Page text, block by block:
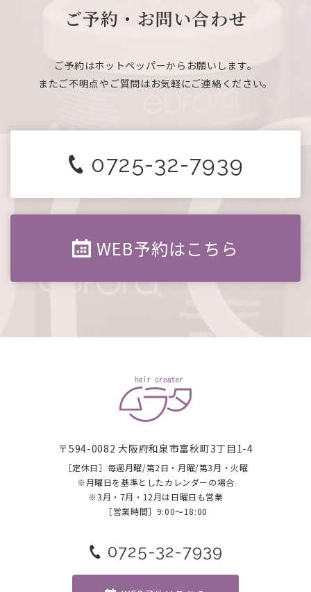
ご予約・お問い合わせ
ご予約はホットペッパーからお願いします。
またご不明点やご質問はお気軽にご連絡ください。
0725-32-7939
WEB予約はこちら
〒594-0082 大阪府和泉市富秋町3丁目1-4
［定休日］毎週月曜/第2日・月曜/第3月・火曜
​​​​​​​※月曜日を基準としたカレンダーの場合
※3月・7月・12月は日曜日も営業
［営業時間］9:00～18:00
0725-32-7939